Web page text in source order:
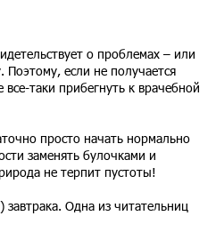
о проблемах – или
если не получается
таки прибегнуть к врачебной
просто начать нормально
заменять булочками и
не терпит пустоты!
Одна из читательниц